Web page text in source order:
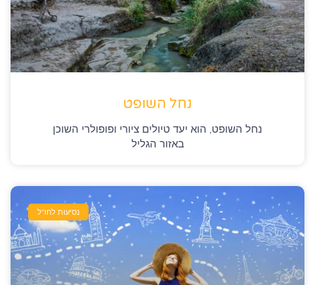
נחל השופט
נחל השופט, הוא יעד טיולים ציורי ופופולרי השוכן
באזור הגליל
נסיעות לחו"ל